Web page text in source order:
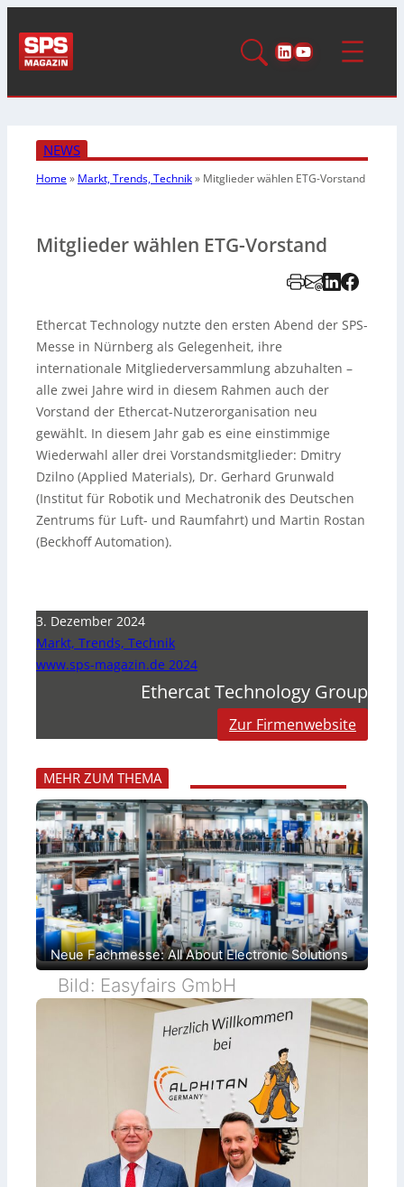
LinkedIn
YouTube
NEWS
Home» Markt, Trends, Technik» Mitglieder wählen ETG-Vorstand
Mitglieder wählen ETG-Vorstand
Ethercat Technology nutzte den ersten Abend der SPS-
Messe in Nürnberg als Gelegenheit, ihre
internationale Mitgliederversammlung abzuhalten –
alle zwei Jahre wird in diesem Rahmen auch der
Vorstand der Ethercat-Nutzerorganisation neu
gewählt. In diesem Jahr gab es eine einstimmige
Wiederwahl aller drei Vorstandsmitglieder: Dmitry
Dzilno (Applied Materials), Dr. Gerhard Grunwald
(Institut für Robotik und Mechatronik des Deutschen
Zentrums für Luft- und Raumfahrt) und Martin Rostan
(Beckhoff Automation).
3. Dezember 2024
Markt, Trends, Technik
www.sps-magazin.de 2024
Ethercat Technology Group
Zur Firmenwebsite
MEHR ZUM THEMA
Neue Fachmesse: All About Electronic Solutions
Bild: Easyfairs GmbH